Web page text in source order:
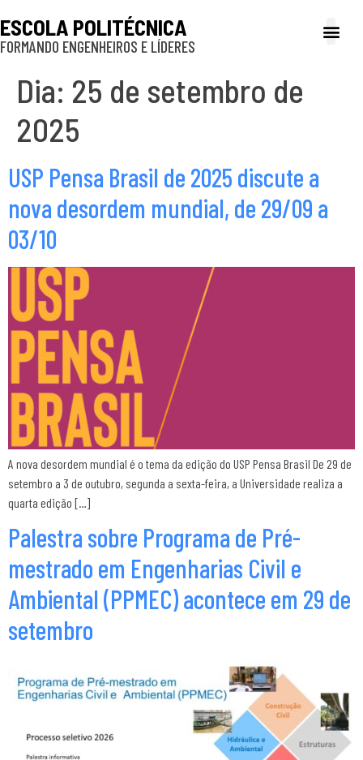
ESCOLA POLITÉCNICA
FORMANDO ENGENHEIROS E LÍDERES
Dia: 25 de setembro de
2025
USP Pensa Brasil de 2025 discute a
nova desordem mundial, de 29/09 a
03/10
A nova desordem mundial é o tema da edição do USP Pensa Brasil De 29 de
setembro a 3 de outubro, segunda a sexta-feira, a Universidade realiza a
quarta edição […]
Palestra sobre Programa de Pré-
mestrado em Engenharias Civil e
Ambiental (PPMEC) acontece em 29 de
setembro